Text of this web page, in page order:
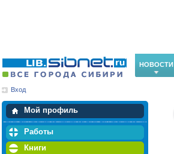
НОВОСТИ
Вход
Мой профиль
Мои закладки
Работы
Книги